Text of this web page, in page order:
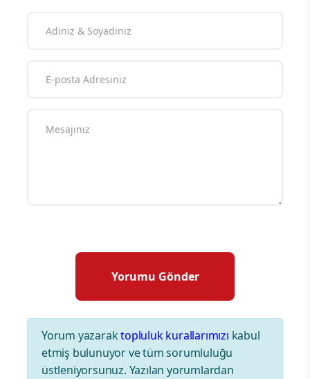
Yorum yazaraktopluluk kurallarımızı kabul
etmiş bulunuyor ve tüm sorumluluğu
üstleniyorsunuz. Yazılan yorumlardan